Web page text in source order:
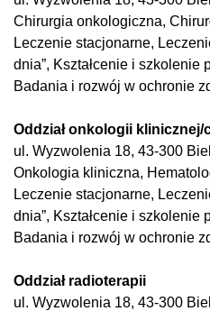
Chirurgia onkologiczna,
Leczenie stacjonarne,
dnia”, Kształcenie i szkolenie
Badania i rozwój w ochronie
Oddział onkologii
ul. Wyzwolenia 18, 43-300
Onkologia kliniczna,
Leczenie stacjonarne,
dnia”, Kształcenie i szkolenie
Badania i rozwój w ochronie
Oddział radioterapii
ul. Wyzwolenia 18, 43-300